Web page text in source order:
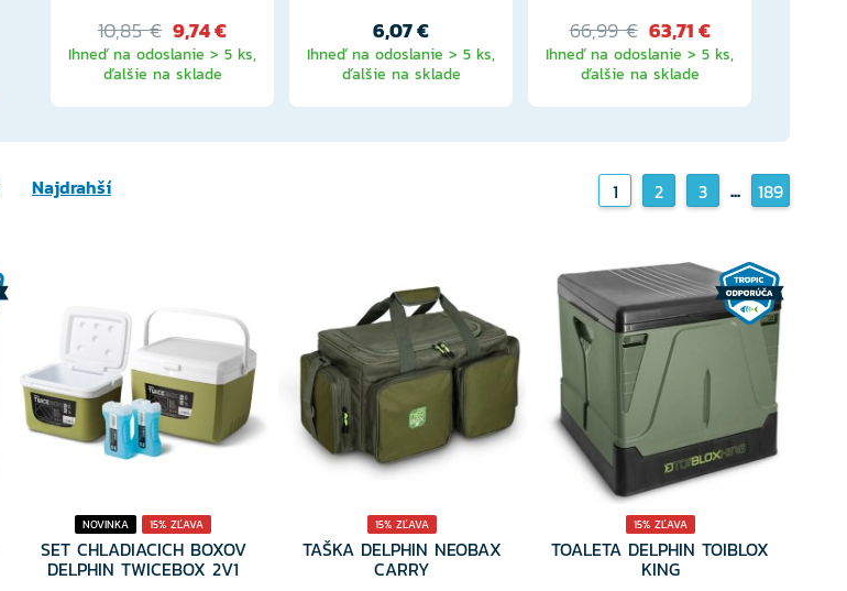
10,85 € 9,74 €
Ihneď na odoslanie > 5 ks,
ďalšie na sklade
6,07 €
Ihneď na odoslanie > 5 ks,
ďalšie na sklade
66,99 € 63,71 €
Ihneď na odoslanie > 5 ks,
ďalšie na sklade
Najdrahší 1 2 3 ... 189
NOVINKA 15% ZĽAVA
SET CHLADIACICH BOXOV
DELPHIN TWICEBOX 2V1
15% ZĽAVA
TAŠKA DELPHIN NEOBAX
CARRY
15% ZĽAVA
TOALETA DELPHIN TOIBLOX
KING